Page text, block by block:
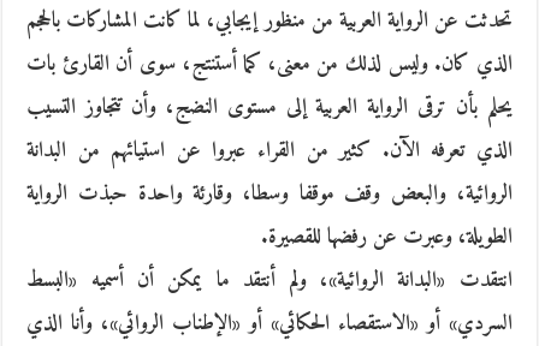
تحدثت عن الرواية العربية من منظور إيجابي، لما كانت المشاركات بالحجم
الذي كان. وليس لذلك من معنى، كما أستنتج، سوى أن القارئ بات
يحلم بأن ترقى الرواية العربية إلى مستوى النضج، وأن تتجاوز التسيب
الذي تعرفه الآن. كثير من القراء عبروا عن استيائهم من البدانة
الروائية، والبعض وقف موقفا وسطا، وقارئة واحدة حبذت الرواية
الطويلة، وعبرت عن رفضها للقصيرة.
انتقدت «البدانة الروائية»، ولم أنتقد ما يمكن أن أسميه «البسط
السردي» أو «الاستقصاء الحكائي» أو «الإطناب الروائي»، وأنا الذي